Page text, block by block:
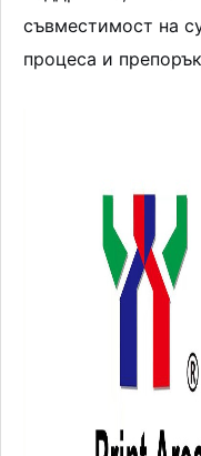
съвместимост на
процеса и